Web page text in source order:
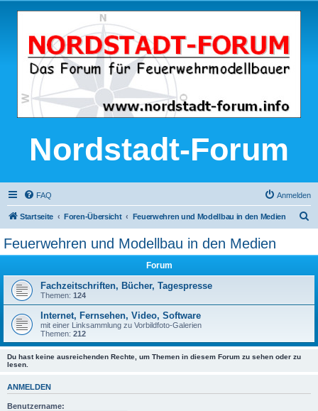
Nordstadt-Forum
FAQ Anmelden
Startseite Foren-Übersicht Feuerwehren und Modellbau in den Medien
Feuerwehren und Modellbau in den Medien
Forum
Fachzeitschriften, Bücher, Tagespresse
Themen: 124
Internet, Fernsehen, Video, Software
mit einer Linksammlung zu Vorbildfoto-Galerien
Themen: 212
Du hast keine ausreichenden Rechte, um Themen in diesem Forum zu sehen oder zu
lesen.
ANMELDEN
Benutzername: